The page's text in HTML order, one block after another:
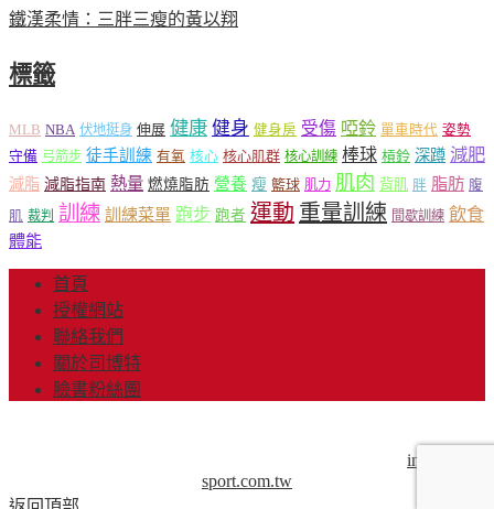
鐵漢柔情：三胖三瘦的黃以翔
標籤
MLB NBA 伏地挺身 伸展 健康 健身 健身房 受傷 啞鈴 單車時代 姿勢
守備 弓箭步 徒手訓練 有氧 核心 核心肌群 核心訓練 棒球 槓鈴 深蹲 減肥
減脂 減脂指南 熱量 燃燒脂肪 營養 瘦 籃球 肌力 肌肉 背肌 胖 脂肪 腹
肌 裁判 訓練 訓練菜單 跑步 跑者 運動 重量訓練 間歇訓練 飲食
體能
首頁
授權網站
聯絡我們
關於司博特
臉書粉絲團
info@mr-
sport.com.tw